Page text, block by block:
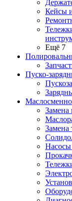
Кейсы
Ещё 7
Пуско-
Замена
Замена
Насосы